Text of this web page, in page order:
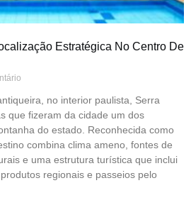
Estratégica No Centro De
no interior paulista, Serra
que fizeram da cidade um dos
do estado. Reconhecida como
combina clima ameno, fontes de
e uma estrutura turística que inclui
regionais e passeios pelo